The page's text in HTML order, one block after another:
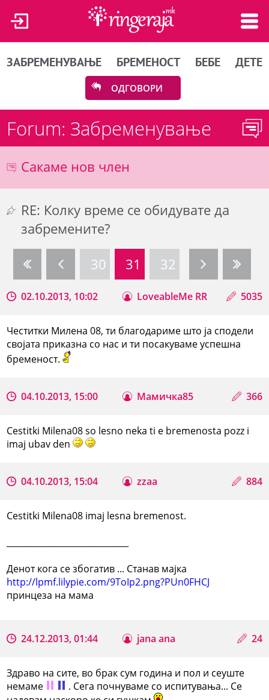
ЗАБРЕМЕНУВАЊЕ БРЕМЕНОСТ БЕБЕ ДЕТЕ
ОДГОВОРИ
Forum: Забременување
Сакаме нов член
RE: Колку време се обидувате да
забремените?
30
31 32
02.10.2013, 10:02 LoveableMe RR 5035
Честитки Милена 08, ти благодариме што ја сподели
својата приказна со нас и ти посакуваме успешна
бременост.
04.10.2013, 15:00 Мамичка85 366
Cestitki Milena08 so lesno neka ti e bremenosta pozz i
imaj ubav den
04.10.2013, 15:04 zzaa 884
Cestitki Milena08 imaj lesna bremenost.
Денот кога се збогатив ... Станав мајкa
http://lpmf.lilypie.com/9ToIp2.png?PUn0FHCJ
принцеза на мама
24.12.2013, 01:44 jana ana 24
Здраво на сите, во брак сум година и пол и сеуште
немаме
. Сега почнуваме со испитувања... Се